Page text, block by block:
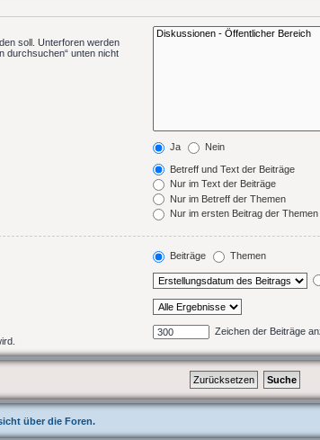
soll. Unterforen werden
durchsuchen“ unten nicht
Ja Nein
Betreff und Text der Beiträge
Nur im Text der Beiträge
Nur im Betreff der Themen
Nur im ersten Beitrag der Themen
Beiträge Themen
Zeichen der Beiträge
über die Foren.